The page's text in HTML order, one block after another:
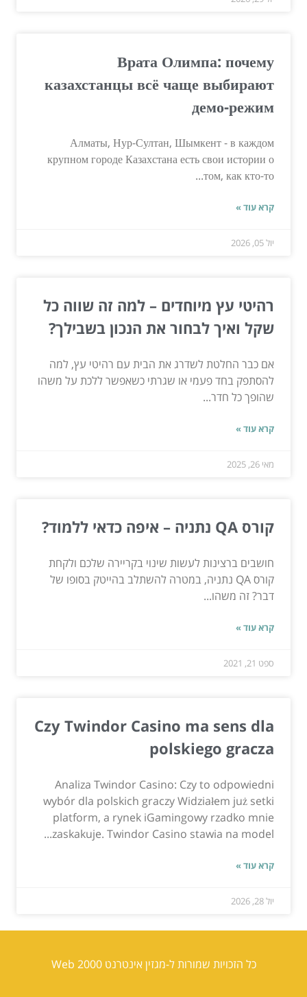
Врата Олимпа: почему
казахстанцы всё чаще выбирают
демо-режим
Алматы, Нур-Султан, Шымкент - в каждом
крупном городе Казахстана есть свои истории о
том, как кто-то...
קרא עוד »
יול 05, 2026
רהיטי עץ מיוחדים – למה זה שווה כל
שקל ואיך לבחור את הנכון בשבילך?
אם כבר החלטת לשדרג את הבית עם רהיטי עץ, למה
להסתפק בחד פעמי או שגרתי כשאפשר ללכת על משהו
שהופך כל חדר...
קרא עוד »
מאי 26, 2025
קורס QA נתניה – איפה כדאי ללמוד?
חושבים ברצינות לעשות שינוי בקריירה שלכם ולקחת
קורס QA נתניה, במטרה להשתלב בהייטק בסופו של
דבר? זה משהו...
קרא עוד »
ספט 21, 2021
Czy Twindor Casino ma sens dla
polskiego gracza
Analiza Twindor Casino: Czy to odpowiedni
wybór dla polskich graczy Widziałem już setki
platform, a rynek iGamingowy rzadko mnie
zaskakuje. Twindor Casino stawia na model...
קרא עוד »
יול 28, 2026
כל הזכויות שמורות ל-מגזין אינטרנט Web 2000